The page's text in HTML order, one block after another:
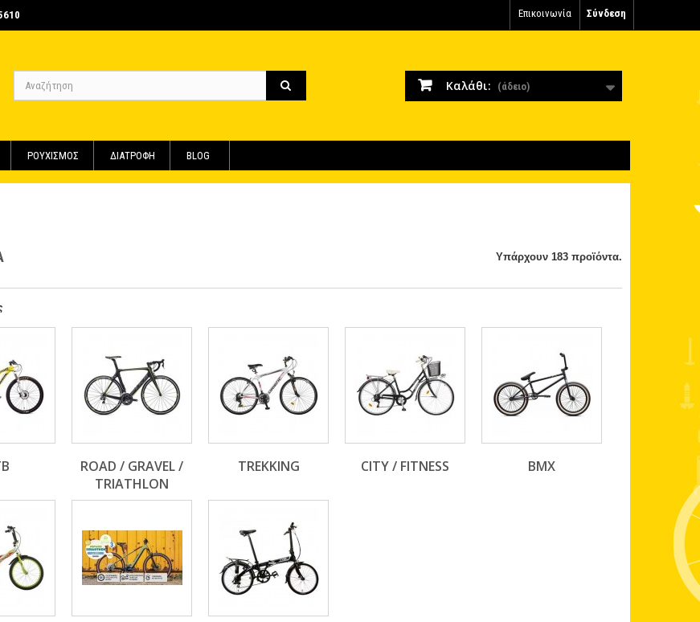
Σύνδεση
Επικοινωνία
Καλάθι: (άδειο)
ΡΟΥΧΙΣΜΟΣ ΔΙΑΤΡΟΦΗ BLOG
Υπάρχουν 183 προϊόντα.
ROAD / GRAVEL /
TRIATHLON
TREKKING CITY / FITNESS BMX